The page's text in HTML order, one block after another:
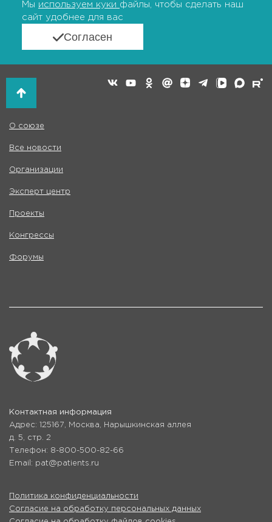
Мы используем куки файлы, чтобы сделать наш
сайт удобнее для вас
Согласен
О союзе
Все новости
Организации
Эксперт центр
Проекты
Конгрессы
Форумы
Контактная информация
Адрес: 125167, Москва, Нарышкинская аллея
д. 5, стр. 2
Телефон: 8-800-500-82-66
Email: pat@patients.ru
Политика конфиденциальности
Согласие на обработку персональных данных